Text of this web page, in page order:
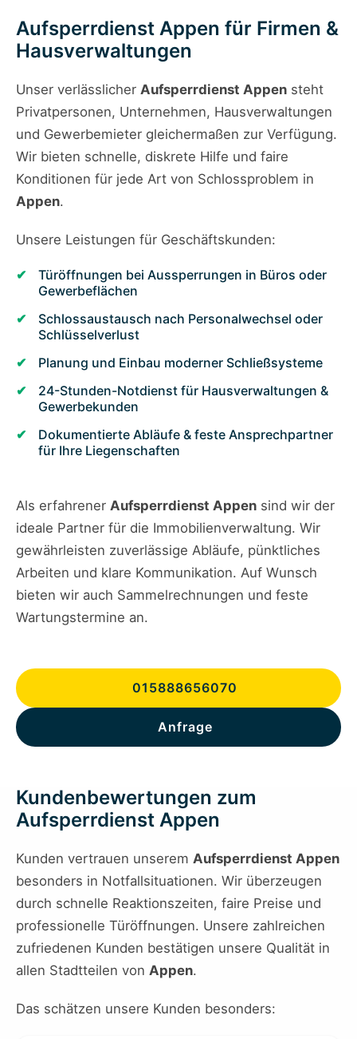
Aufsperrdienst Appen für Firmen &
Hausverwaltungen
Unser verlässlicher Aufsperrdienst Appen steht
Privatpersonen, Unternehmen, Hausverwaltungen
und Gewerbemieter gleichermaßen zur Verfügung.
Wir bieten schnelle, diskrete Hilfe und faire
Konditionen für jede Art von Schlossproblem in
Appen.
Unsere Leistungen für Geschäftskunden:
Türöffnungen bei Aussperrungen in Büros oder
Gewerbeflächen
Schlossaustausch nach Personalwechsel oder
Schlüsselverlust
Planung und Einbau moderner Schließsysteme
24-Stunden-Notdienst für Hausverwaltungen &
Gewerbekunden
Dokumentierte Abläufe & feste Ansprechpartner
für Ihre Liegenschaften
Als erfahrener Aufsperrdienst Appen sind wir der
ideale Partner für die Immobilienverwaltung. Wir
gewährleisten zuverlässige Abläufe, pünktliches
Arbeiten und klare Kommunikation. Auf Wunsch
bieten wir auch Sammelrechnungen und feste
Wartungstermine an.
015888656070
Anfrage
Kundenbewertungen zum
Aufsperrdienst Appen
Kunden vertrauen unserem Aufsperrdienst Appen
besonders in Notfallsituationen. Wir überzeugen
durch schnelle Reaktionszeiten, faire Preise und
professionelle Türöffnungen. Unsere zahlreichen
zufriedenen Kunden bestätigen unsere Qualität in
allen Stadtteilen von Appen.
Das schätzen unsere Kunden besonders: